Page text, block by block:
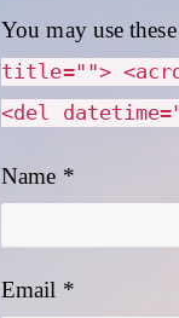
You may use these
title="">
<del
Name *
Email *